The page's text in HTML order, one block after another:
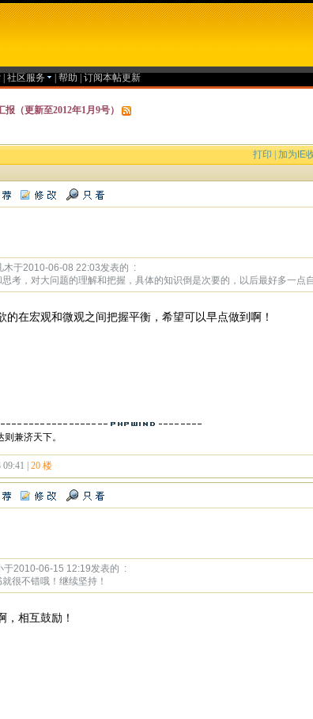
社区服务 帮助 订阅本帖更新
报（更新至2012年1月9号）
打印 | 加为IE
木于2010-06-08 22:03发表的 :
考，对大问题的理解和把握，具体的知识倒是次要的，以后最好多一点
的在宏观和微观之间把握平衡，希望可以早点做到啊！
兼济天下。
09:41 | 20 楼
于2010-06-15 12:19发表的 :
很不错哦！继续坚持！
，相互鼓励！